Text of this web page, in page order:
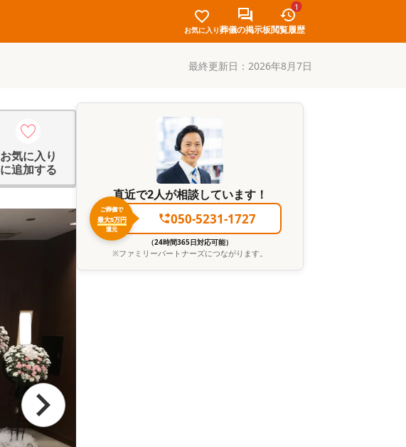
お気に入り葬儀の掲示板
1
閲覧履歴
最終更新日： 2026年8月7日
お気に入り
に追加する
直近で2人が相談しています！
ご葬儀で
最大5万円
還元
050-5231-1727
（24時間365日対応可能）
※ファミリーパートナーズにつながります。